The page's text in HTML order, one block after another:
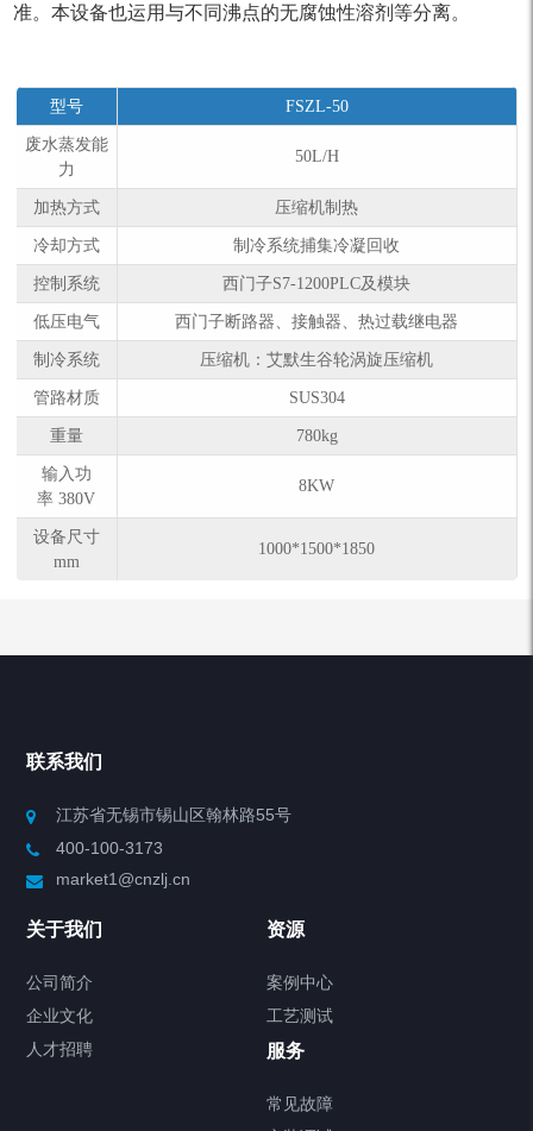
准。本设备也运用与不同沸点的无腐蚀性溶剂等分离。
型号 FSZL-50
废水蒸发能
力
50L/H
加热方式 压缩机制热
冷却方式 制冷系统捕集冷凝回收
控制系统 西门子S7-1200PLC及模块
低压电气 西门子断路器、接触器、热过载继电器
制冷系统 压缩机：艾默生谷轮涡旋压缩机
管路材质 SUS304
重量 780kg
输入功
率 380V
8KW
设备尺寸
mm
1000*1500*1850
Chiller高精度冷热循环器
Chiller高精度制冷循环器
制冷加热动态控温系统
Chiller气体控温系统
联系我们
江苏省无锡市锡山区翰林路55号
400-100-3173
market1@cnzlj.cn
关于我们
公司简介
企业文化
人才招聘
资源
案例中心
工艺测试
服务
常见故障